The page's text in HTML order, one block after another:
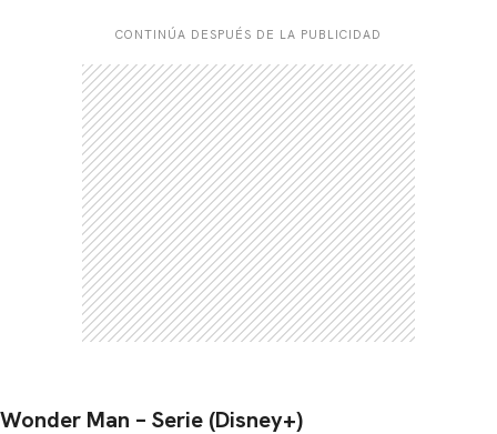
CONTINÚA DESPUÉS DE LA PUBLICIDAD
Wonder Man – Serie (Disney+)